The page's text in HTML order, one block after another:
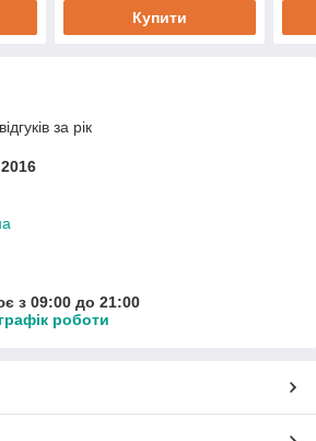
Купити
за рік
з 09:00 до 21:00
роботи